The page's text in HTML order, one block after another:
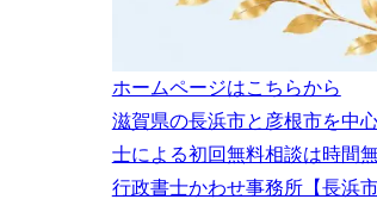
ホームページはこちらから
滋賀県の長浜市と彦根市を中
士による初回無料相談は時間
行政書士かわせ事務所【長浜市